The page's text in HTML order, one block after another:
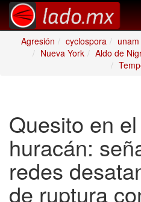
Agresión
cyclospora
Nueva York
Aldo de
Quesito en
huracán:
redes
de ruptura